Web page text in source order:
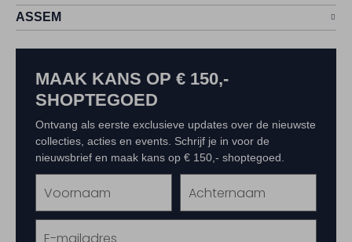
ASSEM
MAAK KANS OP € 150,-
SHOPTEGOED
Ontvang als eerste exclusieve updates over de nieuwste
collecties, acties en events. Schrijf je in voor de
nieuwsbrief en maak kans op € 150,- shoptegoed.